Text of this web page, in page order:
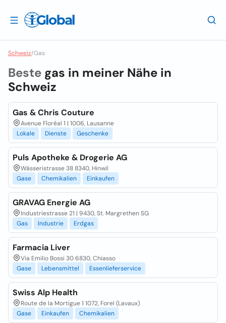
Schweiz/Gas
Beste gas in meiner Nähe in
Schweiz
Gas & Chris Couture
Avenue Floréal 1 | 1006, Lausanne
Lokale
Dienste Geschenke
Puls Apotheke & Drogerie AG
Wässeristrasse 38 8340, Hinwil
Gase
Chemikalien Einkaufen
GRAVAG Energie AG
Industriestrasse 21 | 9430, St. Margrethen SG
Gas
Industrie Erdgas
Farmacia Liver
Via Emilio Bossi 30 6830, Chiasso
Gase
Lebensmittel Essenlieferservice
Swiss Alp Health
Route de la Mortigue 1 1072, Forel (Lavaux)
Gase
Einkaufen Chemikalien